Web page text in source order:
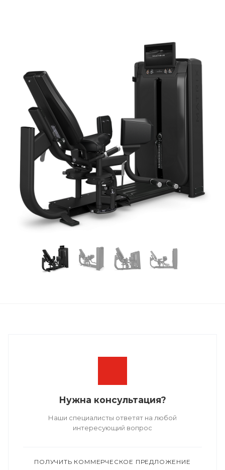
Нужна консультация?
Наши специалисты ответят на любой
интересующий вопрос
ПОЛУЧИТЬ КОММЕРЧЕСКОЕ ПРЕДЛОЖЕНИЕ